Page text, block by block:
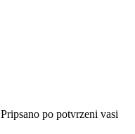
Pripsano po potvrzeni vasi